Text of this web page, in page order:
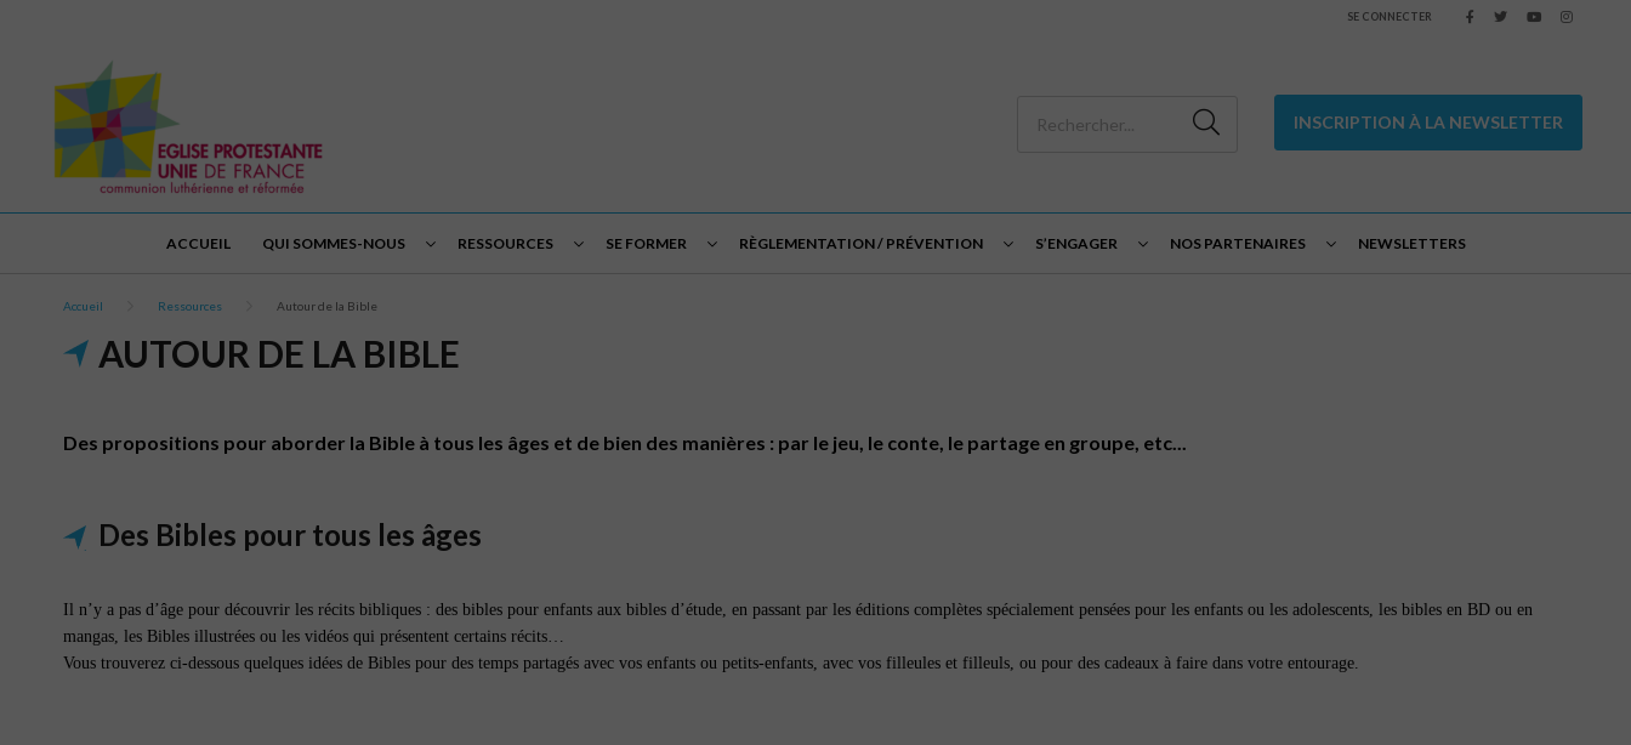
SE CONNECTER
INSCRIPTION À LA NEWSLETTER
ACCUEIL QUI SOMMES-NOUS RESSOURCES SE FORMER RÈGLEMENTATION / PRÉVENTION S’ENGAGER NOS PARTENAIRES NEWSLETTERS
Accueil Ressources Autour de la Bible
AUTOUR DE LA BIBLE
Des propositions pour aborder la Bible à tous les âges et de bien des manières : par le jeu, le conte, le partage en groupe, etc...
Des Bibles pour tous les âges
Il n’y a pas d’âge pour découvrir les récits bibliques : des bibles pour enfants aux bibles d’étude, en passant par les éditions complètes spécialement pensées pour les enfants ou les adolescents, les bibles en BD ou en
mangas, les Bibles illustrées ou les vidéos qui présentent certains récits…
Vous trouverez ci-dessous quelques idées de Bibles pour des temps partagés avec vos enfants ou petits-enfants, avec vos filleules et filleuls, ou pour des cadeaux à faire dans votre entourage.